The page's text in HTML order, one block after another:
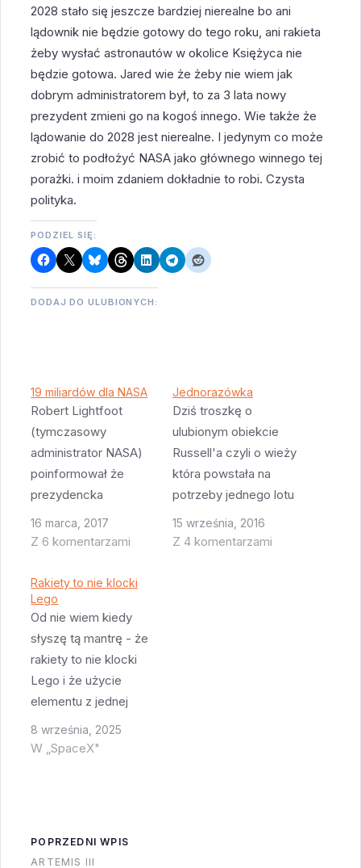
2028 stało się jeszcze bardziej nierealne bo ani
lądownik nie będzie gotowy do tego roku, ani rakieta
żeby wysłać astronautów w okolice Księżyca nie
będzie gotowa. Jared wie że żeby nie wiem jak
dobrym administratorem był, to za 3 lata nowy
prezydent zmieni go na kogoś innego. Wie także że
lądowanie do 2028 jest nierealne. I jedynym co może
zrobić to podłożyć NASA jako głównego winnego tej
porażki. i moim zdaniem dokładnie to robi. Czysta
polityka.
PODZIEL SIĘ:
DODAJ DO ULUBIONYCH:
19 miliardów dla NASA
Robert Lightfoot
(tymczasowy
administrator NASA)
poinformował że
prezydencka
propozycja budżetu
dla NASA nie zawiera
cięć wydatków.
Agencja ma dostać 19
miliardów dolarów co
jest zgodne z
potrzebami jakie
złożyła. Będzie
troszkę przetasowań
- przede wszystkim z
planów NASA
16 marca, 2017
Z 6 komentarzami
Jednorazówka
Dziś troszkę o
ulubionym obiekcie
Russell'a czyli o wieży
która powstała na
potrzeby jednego lotu
rakiety Ares 1-X i którą
teraz pracowicie
15 września, 2016
Z 4 komentarzami
Rakiety to nie klocki
Lego
Od nie wiem kiedy
słyszę tą mantrę - że
rakiety to nie klocki
Lego i że użycie
elementu z jednej
rakiety w drugiej jest
praktycznie
stopień to ICPS czyli
8 września, 2025
W „SpaceX"
POPRZEDNI WPIS
ARTEMIS III